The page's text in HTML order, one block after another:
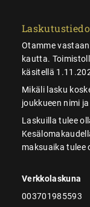
Otamme
kautta.
käsitellä
Mikäli lasku
joukkueen nimi
Laskuilla tulee
maksuaika tulee
Verkkolaskuna
003701985593